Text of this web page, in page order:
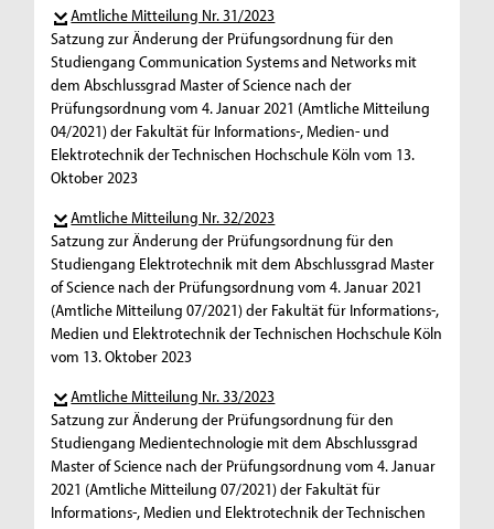
Amtliche Mitteilung Nr. 31/2023
Satzung zur Änderung der Prüfungsordnung für den
Studiengang Communication Systems and Networks mit
dem Abschlussgrad Master of Science nach der
Prüfungsordnung vom 4. Januar 2021 (Amtliche Mitteilung
04/2021) der Fakultät für Informations-, Medien- und
Elektrotechnik der Technischen Hochschule Köln vom 13.
Oktober 2023
Amtliche Mitteilung Nr. 32/2023
Satzung zur Änderung der Prüfungsordnung für den
Studiengang Elektrotechnik mit dem Abschlussgrad Master
of Science nach der Prüfungsordnung vom 4. Januar 2021
(Amtliche Mitteilung 07/2021) der Fakultät für Informations-,
Medien und Elektrotechnik der Technischen Hochschule Köln
vom 13. Oktober 2023
Amtliche Mitteilung Nr. 33/2023
Satzung zur Änderung der Prüfungsordnung für den
Studiengang Medientechnologie mit dem Abschlussgrad
Master of Science nach der Prüfungsordnung vom 4. Januar
2021 (Amtliche Mitteilung 07/2021) der Fakultät für
Informations-, Medien und Elektrotechnik der Technischen